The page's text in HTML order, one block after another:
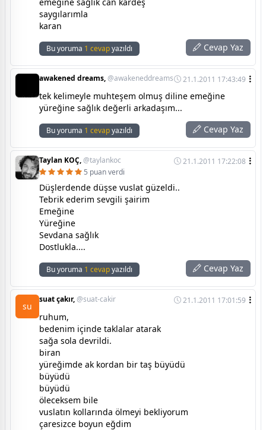
saygılarımla
karan
Bu yoruma 1 cevapyazıldı Cevap Yaz
awakened dreams,@awakeneddreams 21.1.2011 17:43:49
tek kelimeyle muhteşem olmuş diline emeğine
yüreğine sağlık değerli arkadaşım...
Bu yoruma 1 cevapyazıldı Cevap Yaz
Taylan KOÇ,@taylankoc
21.1.2011 17:22:08
5 puan verdi
Düşlerdende düşse vuslat güzeldi..
Tebrik ederim sevgili şairim
Emeğine
Yüreğine
Sevdana sağlık
Dostlukla....
Bu yoruma 1 cevapyazıldı Cevap Yaz
su
suat çakır,@suat-cakir 21.1.2011 17:01:59
ruhum,
bedenim içinde taklalar atarak
sağa sola devrildi.
biran
yüreğimde ak kordan bir taş büyüdü
büyüdü
büyüdü
öleceksem bile
vuslatın kollarında ölmeyi bekliyorum
çaresizce boyun eğdim